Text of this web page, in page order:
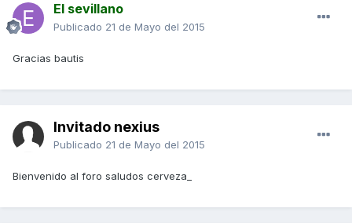
El sevillano
Publicado 21 de Mayo del 2015
Gracias bautis
Invitado nexius
Publicado 21 de Mayo del 2015
Bienvenido al foro saludos cerveza_